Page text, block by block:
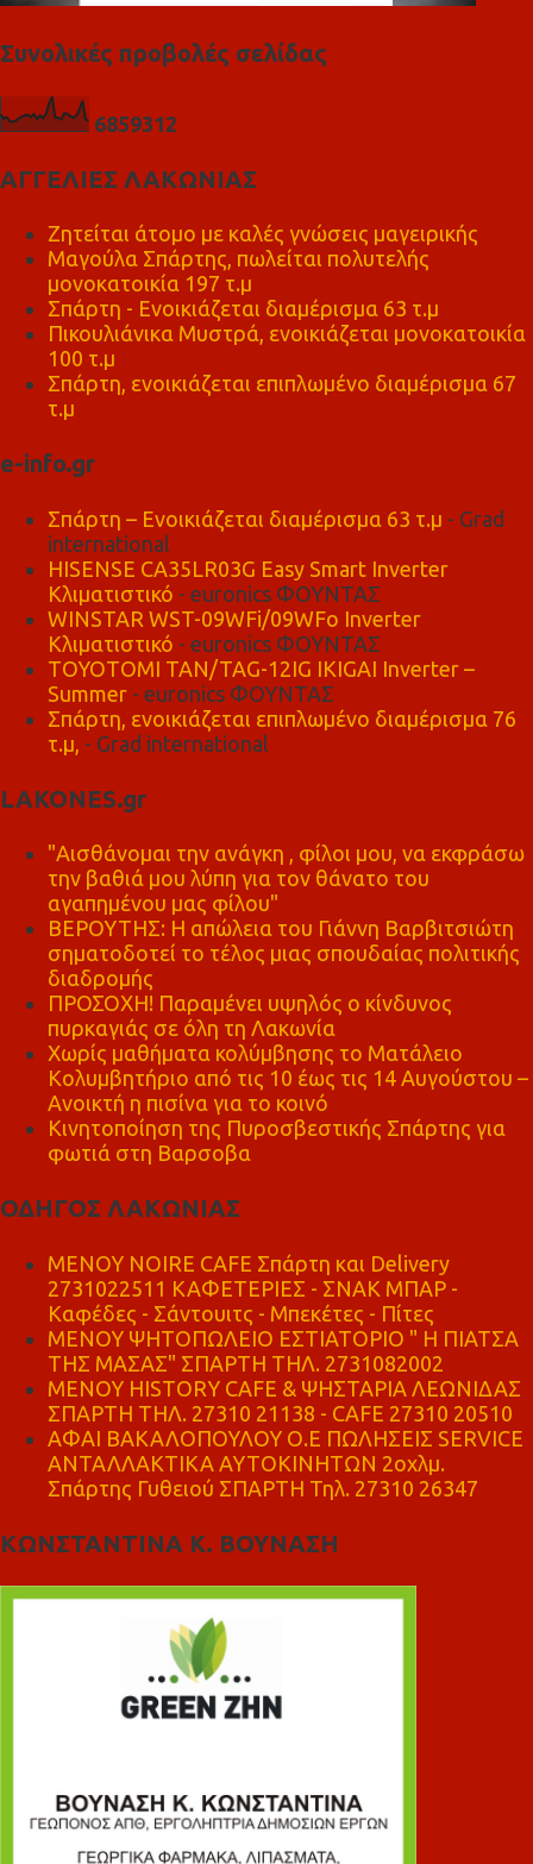
Συνολικές προβολές σελίδας
6859312
ΑΓΓΕΛΙΕΣ ΛΑΚΩΝΙΑΣ
Ζητείται άτομο με καλές γνώσεις μαγειρικής
Μαγούλα Σπάρτης, πωλείται πολυτελής
μονοκατοικία 197 τ.μ
Σπάρτη - Ενοικιάζεται διαμέρισμα 63 τ.μ
Πικουλιάνικα Μυστρά, ενοικιάζεται μονοκατοικία
100 τ.μ
Σπάρτη, ενοικιάζεται επιπλωμένο διαμέρισμα 67
τ.μ
e-info.gr
Σπάρτη – Ενοικιάζεται διαμέρισμα 63 τ.μ - Grad
international
HISENSE CA35LR03G Easy Smart Inverter
Κλιματιστικό - euronics ΦΟΥΝΤΑΣ
WINSTAR WST-09WFi/09WFo Inverter
Κλιματιστικό - euronics ΦΟΥΝΤΑΣ
TOYOTOMI TAN/TAG-12IG IKIGAI Inverter –
Summer - euronics ΦΟΥΝΤΑΣ
Σπάρτη, ενοικιάζεται επιπλωμένο διαμέρισμα 76
τ.μ, - Grad international
LAKONES.gr
"Αισθάνομαι την ανάγκη , φίλοι μου, να εκφράσω
την βαθιά μου λύπη για τον θάνατο του
αγαπημένου μας φίλου"
ΒΕΡΟΥΤΗΣ: Η απώλεια του Γιάννη Βαρβιτσιώτη
σηματοδοτεί το τέλος μιας σπουδαίας πολιτικής
διαδρομής
ΠΡΟΣΟΧΗ! Παραμένει υψηλός ο κίνδυνος
πυρκαγιάς σε όλη τη Λακωνία
Χωρίς μαθήματα κολύμβησης το Ματάλειο
Κολυμβητήριο από τις 10 έως τις 14 Αυγούστου –
Ανοικτή η πισίνα για το κοινό
Κινητοποίηση της Πυροσβεστικής Σπάρτης για
φωτιά στη Βαρσοβα
ΟΔΗΓΟΣ ΛΑΚΩΝΙΑΣ
MENOY NOIRE CAFE Σπάρτη και Delivery
2731022511 ΚΑΦΕΤΕΡΙΕΣ - ΣΝΑΚ ΜΠΑΡ -
Καφέδες - Σάντουιτς - Μπεκέτες - Πίτες
ΜΕΝΟΥ ΨΗΤΟΠΩΛΕΙΟ ΕΣΤΙΑΤΟΡΙΟ " Η ΠΙΑΤΣΑ
ΤΗΣ ΜΑΣΑΣ" ΣΠΑΡΤΗ ΤΗΛ. 2731082002
ΜΕΝΟΥ HISTORY CAFE & ΨΗΣΤΑΡΙΑ ΛΕΩΝΙΔΑΣ
ΣΠΑΡΤΗ ΤΗΛ. 27310 21138 - CAFE 27310 20510
ΑΦΑΙ ΒΑΚΑΛΟΠΟΥΛΟΥ Ο.Ε ΠΩΛΗΣΕΙΣ SERVICE
ΑΝΤΑΛΛΑΚΤΙΚΑ ΑΥΤΟΚΙΝΗΤΩΝ 2οχλμ.
Σπάρτης Γυθειού ΣΠΑΡΤΗ Τηλ. 27310 26347
ΚΩΝΣΤΑΝΤΙΝΑ Κ. ΒΟΥΝΑΣΗ